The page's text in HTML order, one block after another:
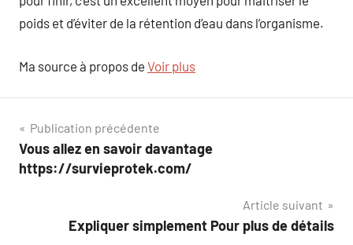
poids et d’éviter de la rétention d’eau dans l’organisme.
Ma source à propos de Voir plus
Navigation
de
Publication précédente
Vous allez en savoir davantage
https://survieprotek.com/
Article suivant
Expliquer simplement Pour plus de détails